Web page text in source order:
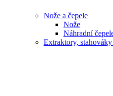
Nože a čepele
Nože
Náhradní
Extraktory,